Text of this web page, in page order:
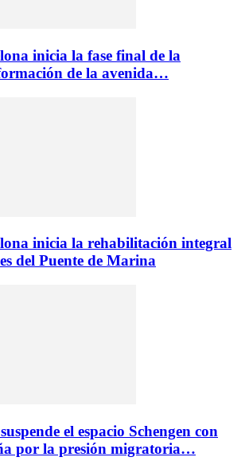
inicia la fase final de la
de la avenida…
inicia la rehabilitación integral
del Puente de Marina
el espacio Schengen con
por la presión migratoria…